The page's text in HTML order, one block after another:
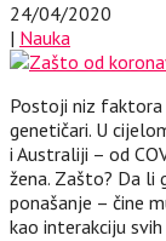
24/04/2020
| Nauka
Postoji niz faktora
genetičari. U
i Australiji – od
žena. Zašto? Da li
ponašanje – čine
kao interakciju